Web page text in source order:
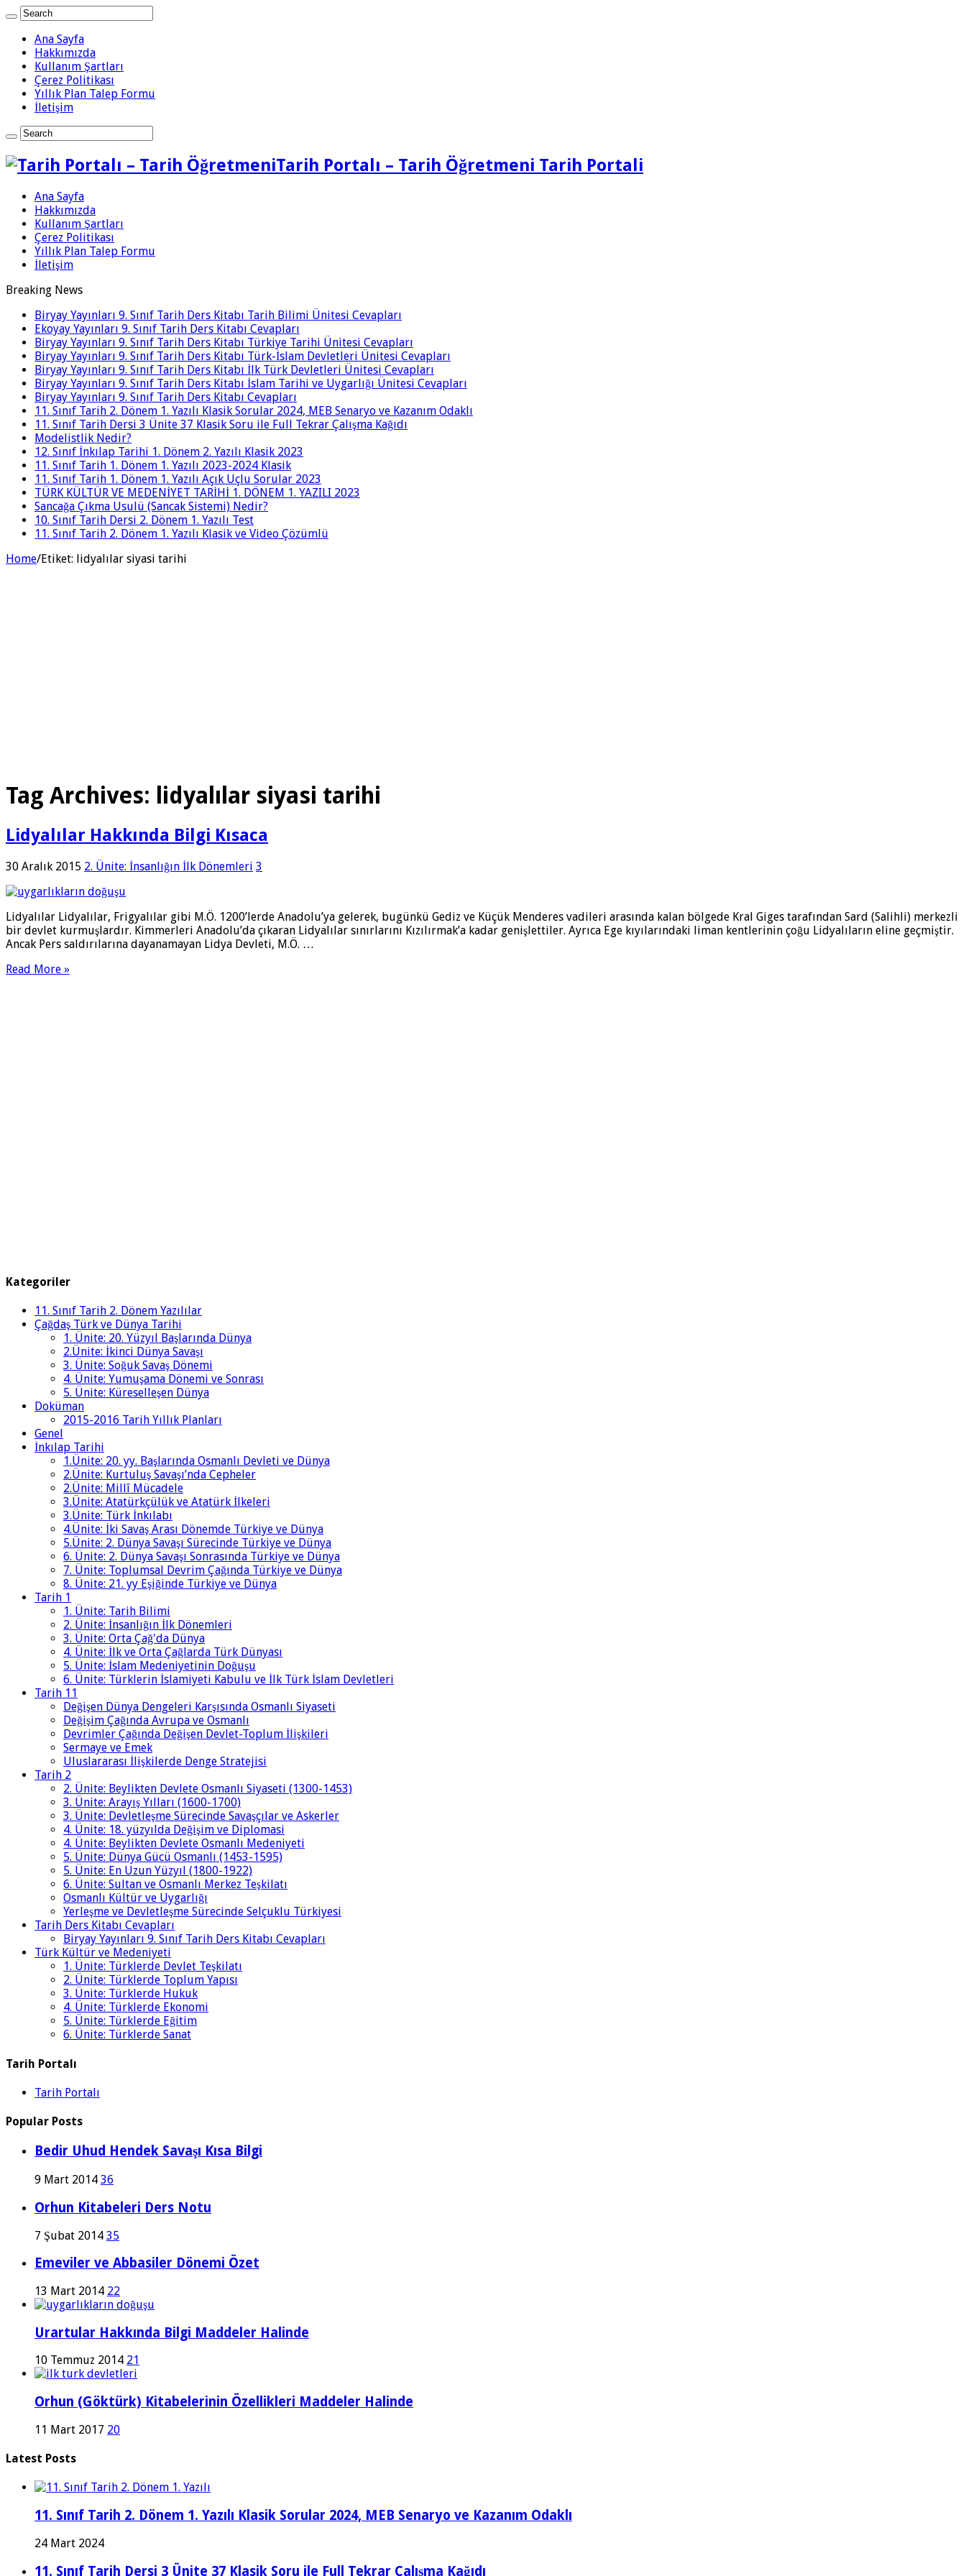
Ana Sayfa
Hakkımızda
Kullanım Şartları
Çerez Politikası
Yıllık Plan Talep Formu
İletişim
Tarih Portalı – Tarih Öğretmeni Tarih Portali
Ana Sayfa
Hakkımızda
Kullanım Şartları
Çerez Politikası
Yıllık Plan Talep Formu
İletişim
Breaking News
Biryay Yayınları 9. Sınıf Tarih Ders Kitabı Tarih Bilimi Ünitesi Cevapları
Ekoyay Yayınları 9. Sınıf Tarih Ders Kitabı Cevapları
Biryay Yayınları 9. Sınıf Tarih Ders Kitabı Türkiye Tarihi Ünitesi Cevapları
Biryay Yayınları 9. Sınıf Tarih Ders Kitabı Türk-İslam Devletleri Ünitesi Cevapları
Biryay Yayınları 9. Sınıf Tarih Ders Kitabı İlk Türk Devletleri Ünitesi Cevapları
Biryay Yayınları 9. Sınıf Tarih Ders Kitabı İslam Tarihi ve Uygarlığı Ünitesi Cevapları
Biryay Yayınları 9. Sınıf Tarih Ders Kitabı Cevapları
11. Sınıf Tarih 2. Dönem 1. Yazılı Klasik Sorular 2024, MEB Senaryo ve Kazanım Odaklı
11. Sınıf Tarih Dersi 3 Ünite 37 Klasik Soru ile Full Tekrar Çalışma Kağıdı
Modelistlik Nedir?
12. Sınıf İnkılap Tarihi 1. Dönem 2. Yazılı Klasik 2023
11. Sınıf Tarih 1. Dönem 1. Yazılı 2023-2024 Klasik
11. Sınıf Tarih 1. Dönem 1. Yazılı Açık Uçlu Sorular 2023
TÜRK KÜLTÜR VE MEDENİYET TARİHİ 1. DÖNEM 1. YAZILI 2023
Sancağa Çıkma Usulü (Sancak Sistemi) Nedir?
10. Sınıf Tarih Dersi 2. Dönem 1. Yazılı Test
11. Sınıf Tarih 2. Dönem 1. Yazılı Klasik ve Video Çözümlü
Home/Etiket: lidyalılar siyasi tarihi
Tag Archives: lidyalılar siyasi tarihi
Lidyalılar Hakkında Bilgi Kısaca
30 Aralık 2015 2. Ünite: İnsanlığın İlk Dönemleri 3
Lidyalılar Lidyalılar, Frigyalılar gibi M.Ö. 1200’lerde Anadolu’ya gelerek, bugünkü Gediz ve Küçük Menderes vadileri arasında kalan bölgede Kral Giges tarafından Sard (Salihli) merkezli
bir devlet kurmuşlardır. Kimmerleri Anadolu’da çıkaran Lidyalılar sınırlarını Kızılırmak’a kadar genişlettiler. Ayrıca Ege kıyılarındaki liman kentlerinin çoğu Lidyalıların eline geçmiştir.
Ancak Pers saldırılarına dayanamayan Lidya Devleti, M.Ö. …
Read More »
Kategoriler
11. Sınıf Tarih 2. Dönem Yazılılar
Çağdaş Türk ve Dünya Tarihi
1. Ünite: 20. Yüzyıl Başlarında Dünya
2.Ünite: İkinci Dünya Savaşı
3. Ünite: Soğuk Savaş Dönemi
4. Ünite: Yumuşama Dönemi ve Sonrası
5. Ünite: Küreselleşen Dünya
Doküman
2015-2016 Tarih Yıllık Planları
Genel
İnkılap Tarihi
1.Ünite: 20. yy. Başlarında Osmanlı Devleti ve Dünya
2.Ünite: Kurtuluş Savaşı’nda Cepheler
2.Ünite: Millî Mücadele
3.Ünite: Atatürkçülük ve Atatürk İlkeleri
3.Ünite: Türk İnkılabı
4.Ünite: İki Savaş Arası Dönemde Türkiye ve Dünya
5.Ünite: 2. Dünya Savaşı Sürecinde Türkiye ve Dünya
6. Ünite: 2. Dünya Savaşı Sonrasında Türkiye ve Dünya
7. Ünite: Toplumsal Devrim Çağında Türkiye ve Dünya
8. Ünite: 21. yy Eşiğinde Türkiye ve Dünya
Tarih 1
1. Ünite: Tarih Bilimi
2. Ünite: İnsanlığın İlk Dönemleri
3. Ünite: Orta Çağ'da Dünya
4. Ünite: İlk ve Orta Çağlarda Türk Dünyası
5. Ünite: İslam Medeniyetinin Doğuşu
6. Ünite: Türklerin İslamiyeti Kabulu ve İlk Türk İslam Devletleri
Tarih 11
Değişen Dünya Dengeleri Karşısında Osmanlı Siyaseti
Değişim Çağında Avrupa ve Osmanlı
Devrimler Çağında Değişen Devlet-Toplum İlişkileri
Sermaye ve Emek
Uluslararası İlişkilerde Denge Stratejisi
Tarih 2
2. Ünite: Beylikten Devlete Osmanlı Siyaseti (1300-1453)
3. Ünite: Arayış Yılları (1600-1700)
3. Ünite: Devletleşme Sürecinde Savaşçılar ve Askerler
4. Ünite: 18. yüzyılda Değişim ve Diplomasi
4. Ünite: Beylikten Devlete Osmanlı Medeniyeti
5. Ünite: Dünya Gücü Osmanlı (1453-1595)
5. Ünite: En Uzun Yüzyıl (1800-1922)
6. Ünite: Sultan ve Osmanlı Merkez Teşkilatı
Osmanlı Kültür ve Uygarlığı
Yerleşme ve Devletleşme Sürecinde Selçuklu Türkiyesi
Tarih Ders Kitabı Cevapları
Biryay Yayınları 9. Sınıf Tarih Ders Kitabı Cevapları
Türk Kültür ve Medeniyeti
1. Ünite: Türklerde Devlet Teşkilatı
2. Ünite: Türklerde Toplum Yapısı
3. Ünite: Türklerde Hukuk
4. Ünite: Türklerde Ekonomi
5. Ünite: Türklerde Eğitim
6. Ünite: Türklerde Sanat
Tarih Portalı
Tarih Portalı
Popular Posts
Bedir Uhud Hendek Savaşı Kısa Bilgi
9 Mart 2014 36
Orhun Kitabeleri Ders Notu
7 Şubat 2014 35
Emeviler ve Abbasiler Dönemi Özet
13 Mart 2014 22
Urartular Hakkında Bilgi Maddeler Halinde
10 Temmuz 2014 21
Orhun (Göktürk) Kitabelerinin Özellikleri Maddeler Halinde
11 Mart 2017 20
Latest Posts
11. Sınıf Tarih 2. Dönem 1. Yazılı Klasik Sorular 2024, MEB Senaryo ve Kazanım Odaklı
24 Mart 2024
11. Sınıf Tarih Dersi 3 Ünite 37 Klasik Soru ile Full Tekrar Çalışma Kağıdı